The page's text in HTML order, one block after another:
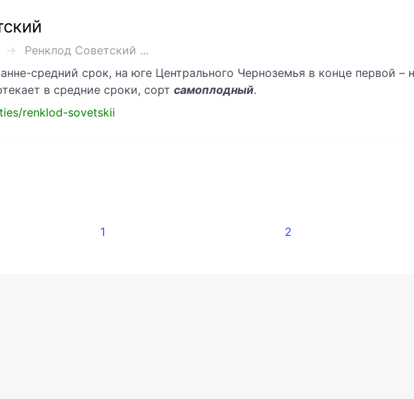
Ренклод Советский ...
средний срок, на юге Центрального Черноземья в конце первой –
в средние сроки, сорт самоплодный.
renklod-sovetskii
1 2